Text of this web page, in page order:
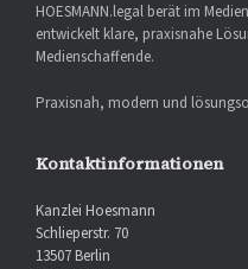
HOESMANN.legal berät im
entwickelt klare, praxisnahe
Medienschaffende.
Praxisnah, modern und
Kontaktinformationen
Kanzlei Hoesmann
Schlieperstr. 70
13507 Berlin